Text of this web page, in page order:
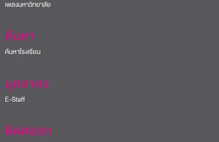
เพลงมหาวิทยาลัย
ค้นหา
ค้นหาโรงเรียน
บุคลากร
E-Staff
ติดต่อเรา